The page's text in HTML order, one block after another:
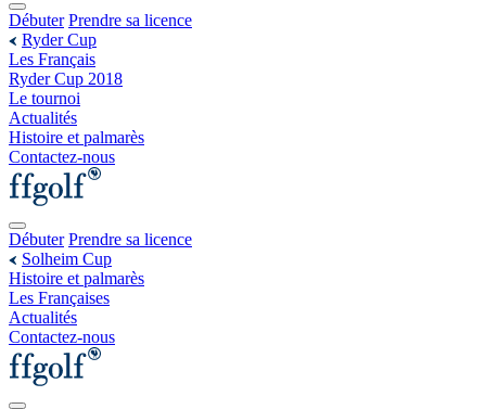
Débuter Prendre sa licence
Ryder Cup
Les Français
Ryder Cup 2018
Le tournoi
Actualités
Histoire et palmarès
Contactez-nous
Débuter Prendre sa licence
Solheim Cup
Histoire et palmarès
Les Françaises
Actualités
Contactez-nous